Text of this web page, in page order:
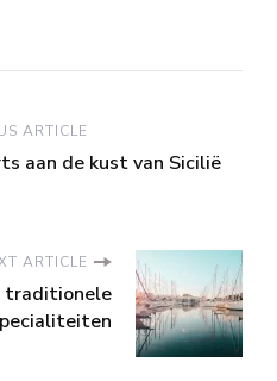
ARTICLE
aan de kust van Sicilië
ARTICLE
traditionele